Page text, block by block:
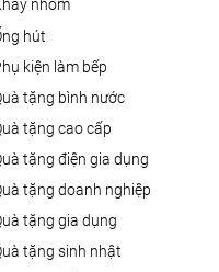
khay nhôm
ống hút
phụ kiện làm bếp
quà tặng bình nước
quà tặng cao cấp
quà tặng điện gia dụng
quà tặng doanh nghiệp
quà tặng gia dụng
quà tặng sinh nhật